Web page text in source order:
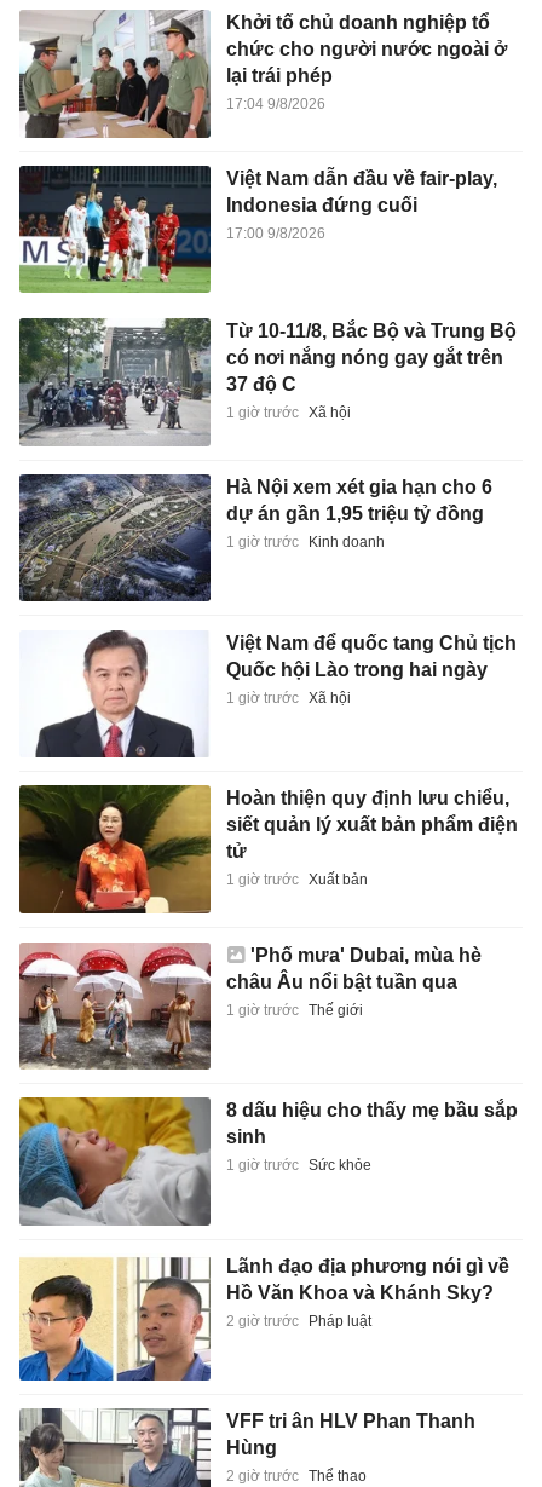
Khởi tố chủ doanh nghiệp tổ
chức cho người nước ngoài ở
lại trái phép
17:04 9/8/2026
Việt Nam dẫn đầu về fair-play,
Indonesia đứng cuối
17:00 9/8/2026
Từ 10-11/8, Bắc Bộ và Trung Bộ
có nơi nắng nóng gay gắt trên
37 độ C
1 giờ trước Xã hội
Hà Nội xem xét gia hạn cho 6
dự án gần 1,95 triệu tỷ đồng
1 giờ trước Kinh doanh
Việt Nam để quốc tang Chủ tịch
Quốc hội Lào trong hai ngày
1 giờ trước Xã hội
Hoàn thiện quy định lưu chiểu,
siết quản lý xuất bản phẩm điện
tử
1 giờ trước Xuất bản
'Phố mưa' Dubai, mùa hè
châu Âu nổi bật tuần qua
1 giờ trước Thế giới
8 dấu hiệu cho thấy mẹ bầu sắp
sinh
1 giờ trước Sức khỏe
Lãnh đạo địa phương nói gì về
Hồ Văn Khoa và Khánh Sky?
2 giờ trước Pháp luật
VFF tri ân HLV Phan Thanh
Hùng
2 giờ trước Thể thao